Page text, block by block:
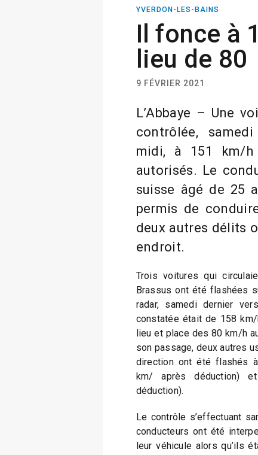
YVERDON-LES-BAINS
Il fonce à
lieu de 80
9 FÉVRIER 2021
L’Abbaye – Une
contrôlée,
midi, à 151 km/
autorisés. Le
suisse âgé de 25
permis de
deux autres délits
endroit.
Trois voitures qui
Brassus ont été flashées
radar, samedi dernier
constatée était de 158
lieu et place des 80 km/h
son passage, deux autres
direction ont été flashés
km/ après déduction)
déduction).
Le contrôle s’effectuant
conducteurs ont été
leur véhicule alors qu’ils